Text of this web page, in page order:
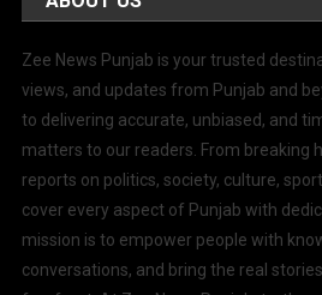
Zee News Punjab is your trusted
views, and updates from Punjab and
to delivering accurate, unbiased, and
matters to our readers. From breaking
reports on politics, society, culture,
cover every aspect of Punjab with
mission is to empower people with
conversations, and bring the real